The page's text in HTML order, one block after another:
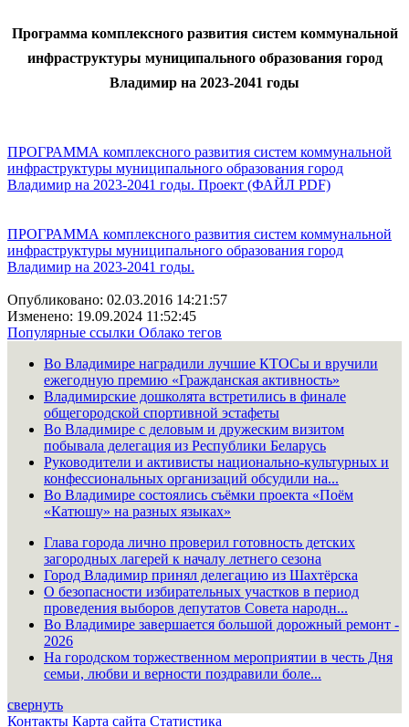
Программа комплексного развития систем коммунальной
инфраструктуры муниципального образования город
Владимир на 2023-2041 годы
ПРОГРАММА комплексного развития систем коммунальной
инфраструктуры муниципального образования город
Владимир на 2023-2041 годы. Проект (ФАЙЛ PDF)
ПРОГРАММА комплексного развития систем коммунальной
инфраструктуры муниципального образования город
Владимир на 2023-2041 годы.
Опубликовано: 02.03.2016 14:21:57
Изменено: 19.09.2024 11:52:45
Популярные ссылки Облако тегов
Во Владимире наградили лучшие КТОСы и вручили
ежегодную премию «Гражданская активность»
Владимирские дошколята встретились в финале
общегородской спортивной эстафеты
Во Владимире с деловым и дружеским визитом
побывала делегация из Республики Беларусь
Руководители и активисты национально-культурных и
конфессиональных организаций обсудили на...
Во Владимире состоялись съёмки проекта «Поём
«Катюшу» на разных языках»
Глава города лично проверил готовность детских
загородных лагерей к началу летнего сезона
Город Владимир принял делегацию из Шахтёрска
О безопасности избирательных участков в период
проведения выборов депутатов Совета народн...
Во Владимире завершается большой дорожный ремонт -
2026
На городском торжественном мероприятии в честь Дня
семьи, любви и верности поздравили боле...
свернуть
Контакты Карта сайта Статистика